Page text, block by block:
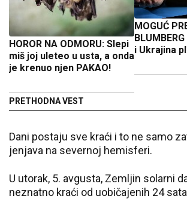
HOROR NA ODMORU: Slepi
miš joj uleteo u usta, a onda
je krenuo njen PAKAO!
PRETHODNA VEST
MOGUĆ
i Ukrajina
Dani postaju sve kraći i to ne samo
jenjava na severnoj hemisferi.
U utorak, 5. avgusta, Zemljin solarni
neznatno kraći od uobičajenih 24